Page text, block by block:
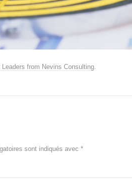
Leaders from Nevins Consulting.
sont indiqués avec *